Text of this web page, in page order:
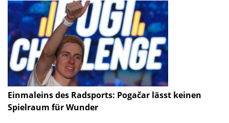
Einmaleins des Radsports: Pogačar lässt keinen
Spielraum für Wunder